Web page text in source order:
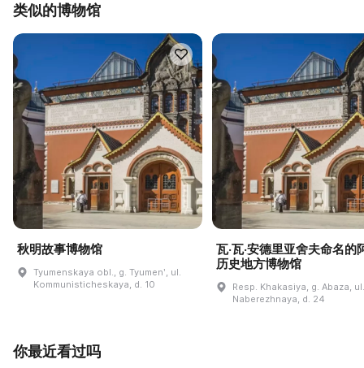
类似的博物馆
秋明故事博物馆
Tyumenskaya obl., g. Tyumenʹ, ul.
Kommunisticheskaya, d. 10
瓦·瓦·安德里亚舍夫命名的
历史地方博物馆
Resp. Khakasiya, g. Abaza, ul.
Naberezhnaya, d. 24
你最近看过吗